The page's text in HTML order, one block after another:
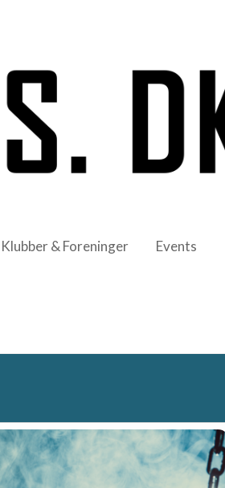
& Foreninger Events